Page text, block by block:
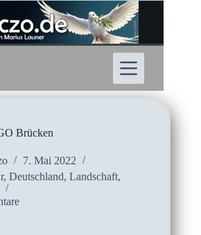
Brücken
7. Mai 2022
, Deutschland, Landschaft,